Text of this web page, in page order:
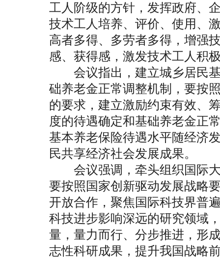
工人阶级的方针，发挥政府、
技术工人培养、评价、使用、
高者多得、多劳者多得，增强
感、获得感，激发技术工人积
会议指出，建立城乡居民基
础养老金正常调整机制，要按
的要求，建立激励约束有效、
度的待遇确定和基础养老金正
基本养老保险待遇水平随经济
民共享经济社会发展成果。
会议强调，牵头组织国际大
要按照国家创新驱动发展战略
开放合作，聚焦国际科技界普
科技进步影响深远的研究领域
量，量力而行、分步推进，形
志性科研成果，提升我国战略